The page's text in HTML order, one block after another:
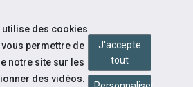
utilise des cookies
permettre de
notre site sur les
des vidéos.
J'accepte
tout